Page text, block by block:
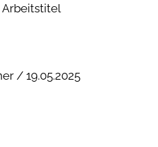
Arbeitstitel
/ 19.05.2025